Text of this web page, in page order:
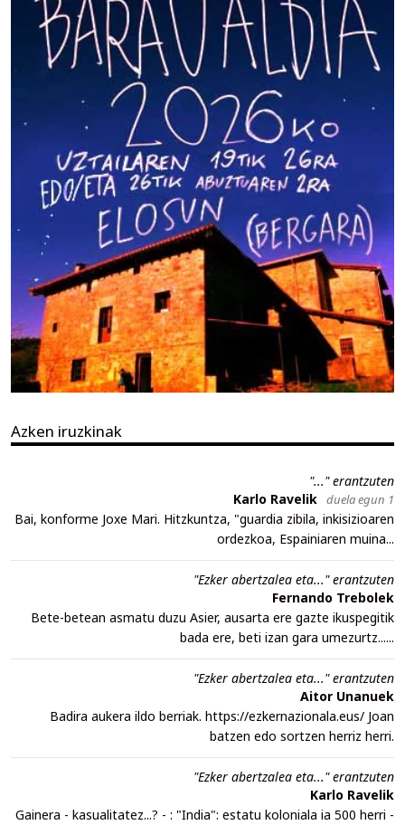
Azken iruzkinak
"..." erantzuten
Karlo Ravelik duela egun 1
Bai, konforme Joxe Mari. Hitzkuntza, "guardia zibila, inkisizioaren
ordezkoa, Espainiaren muina...
"Ezker abertzalea eta..." erantzuten
Fernando Trebolek
Bete-betean asmatu duzu Asier, ausarta ere gazte ikuspegitik
bada ere, beti izan gara umezurtz......
"Ezker abertzalea eta..." erantzuten
Aitor Unanuek
Badira aukera ildo berriak. https://ezkernazionala.eus/ Joan
batzen edo sortzen herriz herri.
"Ezker abertzalea eta..." erantzuten
Karlo Ravelik
Gainera - kasualitatez...? - : "India": estatu koloniala ia 500 herri -